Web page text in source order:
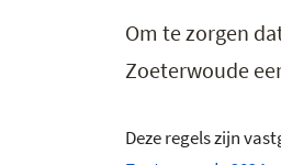
Om te zorgen
Zoeterwoude
Deze regels zijn